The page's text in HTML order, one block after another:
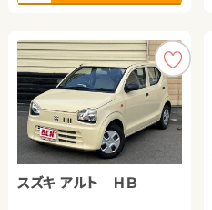
スズキ アルト ＨＢ
トヨタ プリウスＰＨＶ